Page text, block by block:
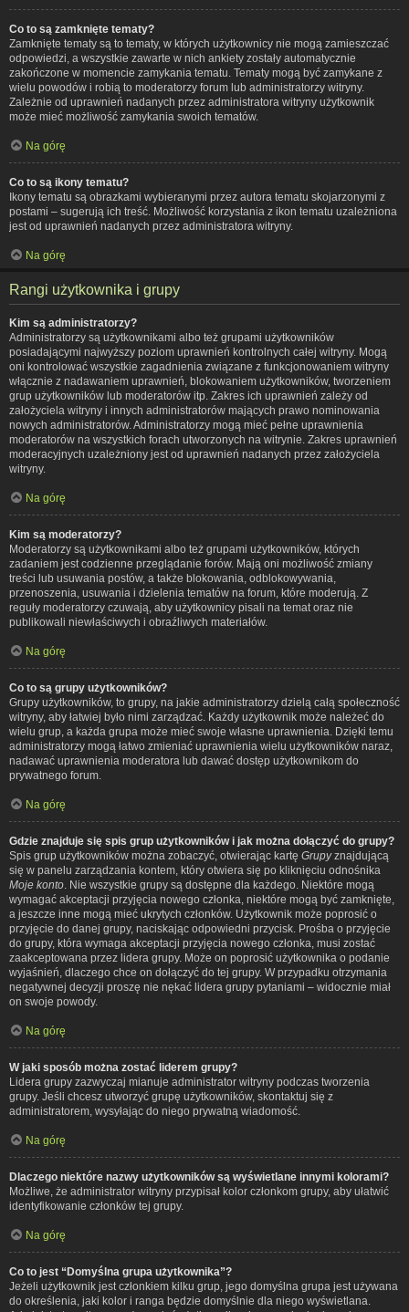
Co to są zamknięte tematy?
Zamknięte tematy są to tematy, w których użytkownicy nie mogą zamieszczać
odpowiedzi, a wszystkie zawarte w nich ankiety zostały automatycznie
zakończone w momencie zamykania tematu. Tematy mogą być zamykane z
wielu powodów i robią to moderatorzy forum lub administratorzy witryny.
Zależnie od uprawnień nadanych przez administratora witryny użytkownik
może mieć możliwość zamykania swoich tematów.
Na górę
Co to są ikony tematu?
Ikony tematu są obrazkami wybieranymi przez autora tematu skojarzonymi z
postami – sugerują ich treść. Możliwość korzystania z ikon tematu uzależniona
jest od uprawnień nadanych przez administratora witryny.
Na górę
Rangi użytkownika i grupy
Kim są administratorzy?
Administratorzy są użytkownikami albo też grupami użytkowników
posiadającymi najwyższy poziom uprawnień kontrolnych całej witryny. Mogą
oni kontrolować wszystkie zagadnienia związane z funkcjonowaniem witryny
włącznie z nadawaniem uprawnień, blokowaniem użytkowników, tworzeniem
grup użytkowników lub moderatorów itp. Zakres ich uprawnień zależy od
założyciela witryny i innych administratorów mających prawo nominowania
nowych administratorów. Administratorzy mogą mieć pełne uprawnienia
moderatorów na wszystkich forach utworzonych na witrynie. Zakres uprawnień
moderacyjnych uzależniony jest od uprawnień nadanych przez założyciela
witryny.
Na górę
Kim są moderatorzy?
Moderatorzy są użytkownikami albo też grupami użytkowników, których
zadaniem jest codzienne przeglądanie forów. Mają oni możliwość zmiany
treści lub usuwania postów, a także blokowania, odblokowywania,
przenoszenia, usuwania i dzielenia tematów na forum, które moderują. Z
reguły moderatorzy czuwają, aby użytkownicy pisali na temat oraz nie
publikowali niewłaściwych i obraźliwych materiałów.
Na górę
Co to są grupy użytkowników?
Grupy użytkowników, to grupy, na jakie administratorzy dzielą całą społeczność
witryny, aby łatwiej było nimi zarządzać. Każdy użytkownik może należeć do
wielu grup, a każda grupa może mieć swoje własne uprawnienia. Dzięki temu
administratorzy mogą łatwo zmieniać uprawnienia wielu użytkowników naraz,
nadawać uprawnienia moderatora lub dawać dostęp użytkownikom do
prywatnego forum.
Na górę
Gdzie znajduje się spis grup użytkowników i jak można dołączyć do grupy?
Spis grup użytkowników można zobaczyć, otwierając kartę Grupyznajdującą
się w panelu zarządzania kontem, który otwiera się po kliknięciu odnośnika
Moje konto . Nie wszystkie grupy są dostępne dla każdego. Niektóre mogą
wymagać akceptacji przyjęcia nowego członka, niektóre mogą być zamknięte,
a jeszcze inne mogą mieć ukrytych członków. Użytkownik może poprosić o
przyjęcie do danej grupy, naciskając odpowiedni przycisk. Prośba o przyjęcie
do grupy, która wymaga akceptacji przyjęcia nowego członka, musi zostać
zaakceptowana przez lidera grupy. Może on poprosić użytkownika o podanie
wyjaśnień, dlaczego chce on dołączyć do tej grupy. W przypadku otrzymania
negatywnej decyzji proszę nie nękać lidera grupy pytaniami – widocznie miał
on swoje powody.
Na górę
W jaki sposób można zostać liderem grupy?
Lidera grupy zazwyczaj mianuje administrator witryny podczas tworzenia
grupy. Jeśli chcesz utworzyć grupę użytkowników, skontaktuj się z
administratorem, wysyłając do niego prywatną wiadomość.
Na górę
Dlaczego niektóre nazwy użytkowników są wyświetlane innymi kolorami?
Możliwe, że administrator witryny przypisał kolor członkom grupy, aby ułatwić
identyfikowanie członków tej grupy.
Na górę
Co to jest “Domyślna grupa użytkownika”?
Jeżeli użytkownik jest członkiem kilku grup, jego domyślna grupa jest używana
do określenia, jaki kolor i ranga będzie domyślnie dla niego wyświetlana.